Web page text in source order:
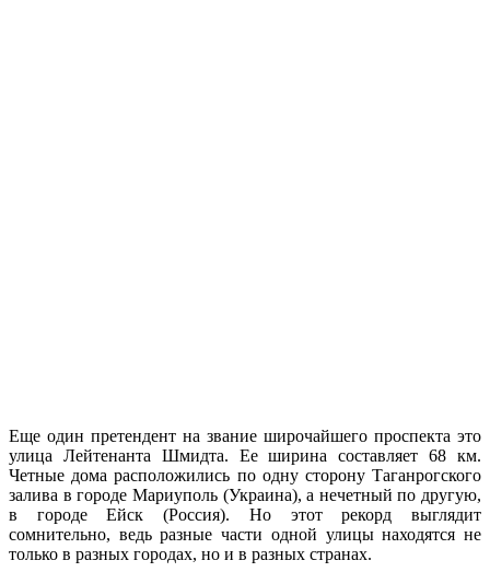
Еще один претендент на звание широчайшего проспекта это
улица Лейтенанта Шмидта. Ее ширина составляет 68 км.
Четные дома расположились по одну сторону Таганрогского
залива в городе Мариуполь (Украина), а нечетный по другую,
в городе Ейск (Россия). Но этот рекорд выглядит
сомнительно, ведь разные части одной улицы находятся не
только в разных городах, но и в разных странах.